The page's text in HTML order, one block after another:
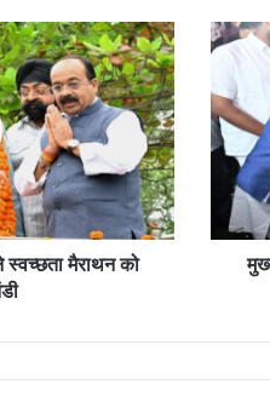
मैराथन को